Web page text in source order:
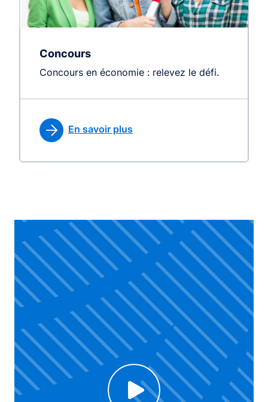
Concours
Concours en économie : relevez le défi.
En savoir plus
Click to enable Youtube cookies and see content